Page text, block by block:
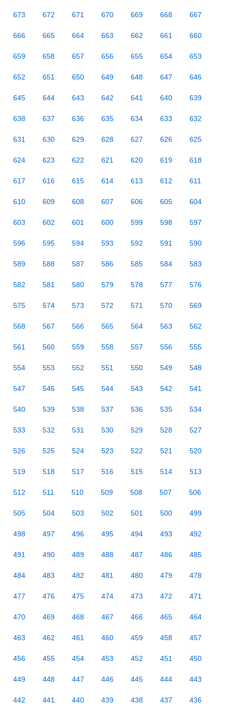
673 672 671 670 669 668 667
666 665 664 663 662 661 660
659 658 657 656 655 654 653
652 651 650 649 648 647 646
645 644 643 642 641 640 639
638 637 636 635 634 633 632
631 630 629 628 627 626 625
624 623 622 621 620 619 618
617 616 615 614 613 612 611
610 609 608 607 606 605 604
603 602 601 600 599 598 597
596 595 594 593 592 591 590
589 588 587 586 585 584 583
582 581 580 579 578 577 576
575 574 573 572 571 570 569
568 567 566 565 564 563 562
561 560 559 558 557 556 555
554 553 552 551 550 549 548
547 546 545 544 543 542 541
540 539 538 537 536 535 534
533 532 531 530 529 528 527
526 525 524 523 522 521 520
519 518 517 516 515 514 513
512 511 510 509 508 507 506
505 504 503 502 501 500 499
498 497 496 495 494 493 492
491 490 489 488 487 486 485
484 483 482 481 480 479 478
477 476 475 474 473 472 471
470 469 468 467 466 465 464
463 462 461 460 459 458 457
456 455 454 453 452 451 450
449 448 447 446 445 444 443
442 441 440 439 438 437 436